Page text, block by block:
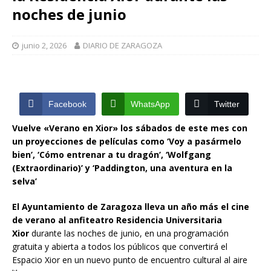
noches de junio
junio 2, 2026 DIARIO DE ZARAGOZA
Facebook WhatsApp Twitter
Vuelve «Verano en Xior» los sábados de este mes con
un proyecciones de películas como ‘Voy a pasármelo
bien’, ‘Cómo entrenar a tu dragón’, ‘Wolfgang
(Extraordinario)’ y ‘Paddington, una aventura en la
selva’
El Ayuntamiento de Zaragoza lleva un año más el cine
de verano al anfiteatro Residencia Universitaria
Xior durante las noches de junio, en una programación
gratuita y abierta a todos los públicos que convertirá el
Espacio Xior en un nuevo punto de encuentro cultural al aire